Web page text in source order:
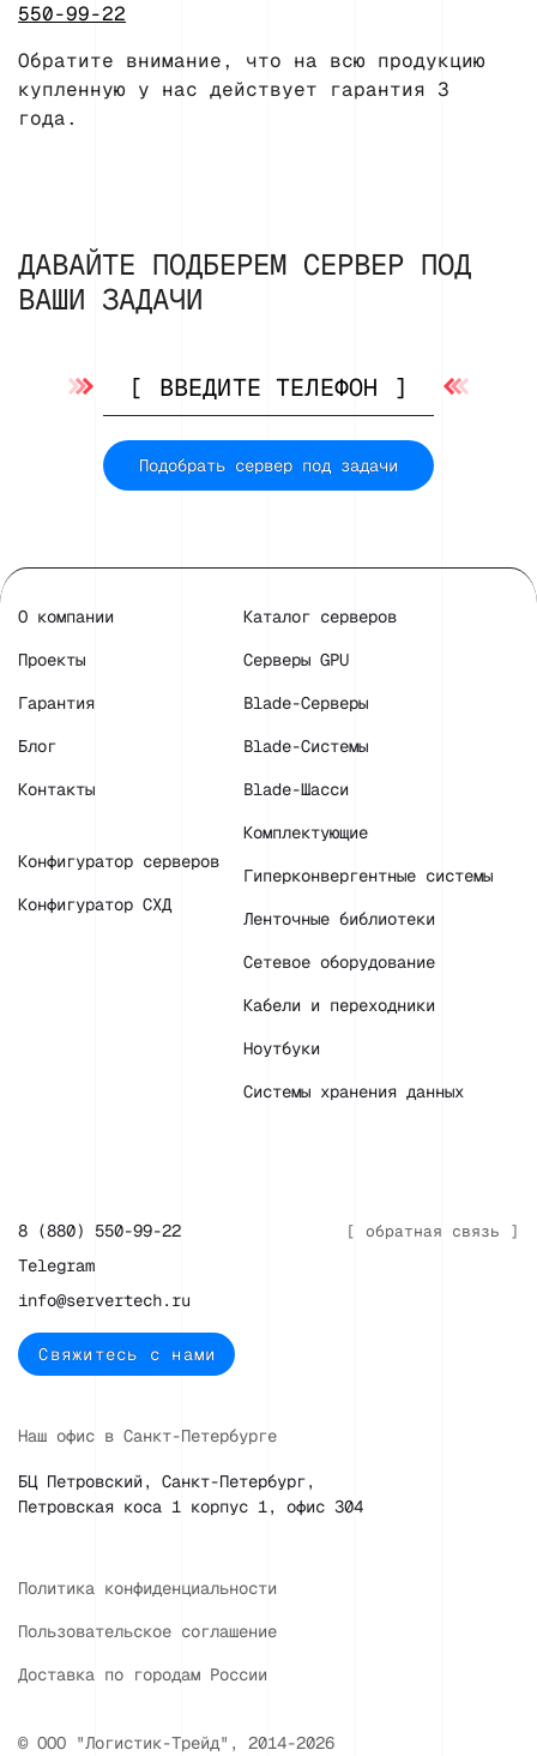
550-99-22
Обратите внимание, что на всю продукцию
купленную у нас действует гарантия 3
года.
ДАВАЙТЕ ПОДБЕРЕМ СЕРВЕР ПОД
ВАШИ ЗАДАЧИ
Подобрать сервер под задачи
О компании
Проекты
Гарантия
Блог
Контакты
Конфигуратор серверов
Конфигуратор СХД
Каталог серверов
Серверы GPU
Blade-Серверы
Blade-Системы
Blade-Шасси
Комплектующие
Гиперконвергентные системы
Ленточные библиотеки
Сетевое оборудование
Кабели и переходники
Ноутбуки
Системы хранения данных
[ обратная связь ]
8 (880) 550-99-22
Telegram
info@servertech.ru
Свяжитесь с нами
Наш офис в Санкт-Петербурге
БЦ Петровский, Санкт-Петербург,
Петровская коса 1 корпус 1, офис 304
Политика конфиденциальности
Пользовательское соглашение
Доставка по городам России
© ООО "Логистик-Трейд", 2014-2026